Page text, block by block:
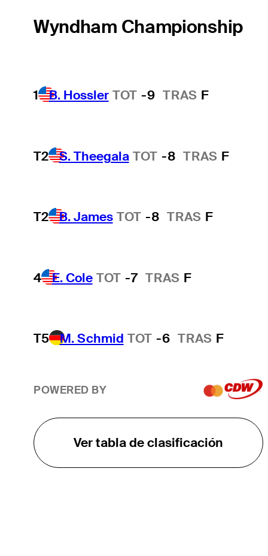
Wyndham Championship
1 B. Hossler TOT -9 TRAS F
T2 S. Theegala TOT -8 TRAS F
T2 B. James TOT -8 TRAS F
4 E. Cole TOT -7 TRAS F
T5 M. Schmid TOT -6 TRAS F
POWERED BY
Ver tabla de clasificación